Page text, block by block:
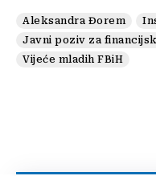
Aleksandra Đorem
Javni poziv za
Vijeće mladih FBiH